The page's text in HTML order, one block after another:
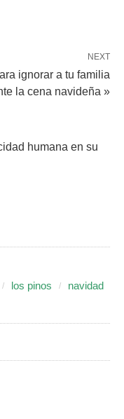
NEXT
ignorar a tu familia
la cena navideña »
humana en su
los pinos
navidad